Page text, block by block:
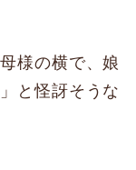
様の横で、娘
と怪訝そうな